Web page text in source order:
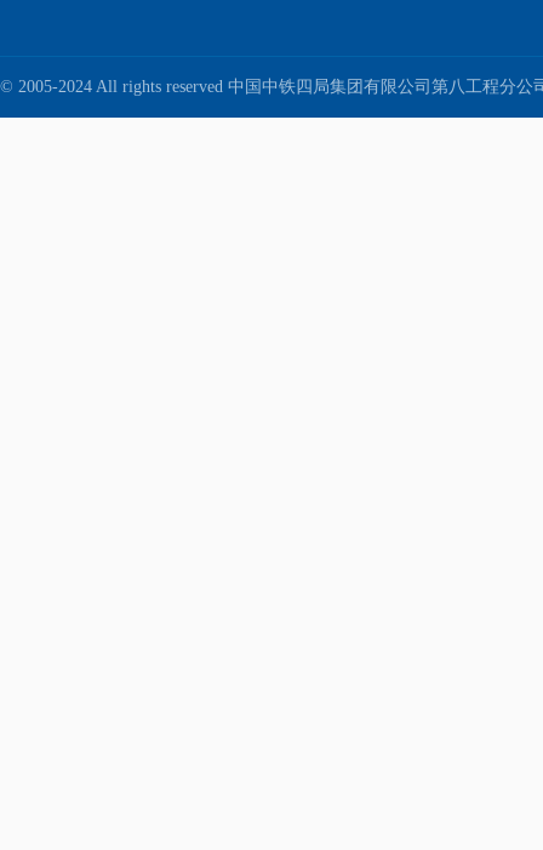
© 2005-2024 All rights reserved 中国中铁四局集团有限公司第八工程分